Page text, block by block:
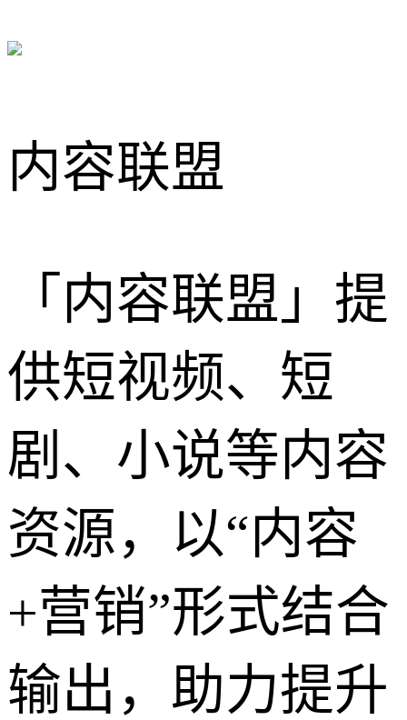
内容联盟
「内容联盟」提
供短视频、短
剧、小说等内容
资源，以“内容
+营销”形式结合
输出，助力提升